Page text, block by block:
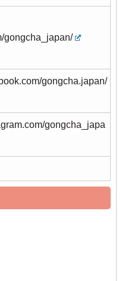
gongcha_japan/
gongcha.japan/
gongcha_japa